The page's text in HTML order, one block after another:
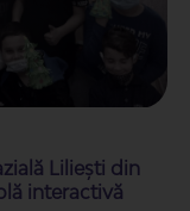
Liliești din
interactivă